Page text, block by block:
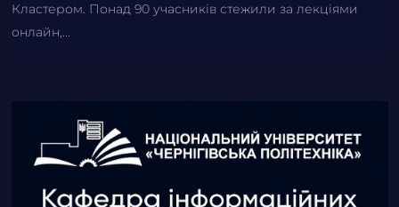
Кластером. Понад 90 учасників стежили за лекціями
онлайн,...